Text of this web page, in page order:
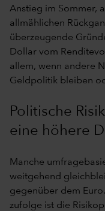
Anstieg im Sommer,
allmählichen
überzeugende
Dollar vom
allem, wenn andere
Geldpolitik bleiben
Politische
eine höhere
Manche
weitgehend
gegenüber dem
zufolge ist die